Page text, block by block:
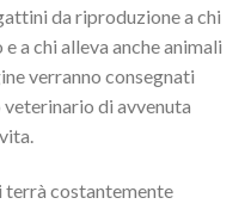
da riproduzione a chi
a chi alleva anche animali
verranno consegnati
di avvenuta
terrà costantemente